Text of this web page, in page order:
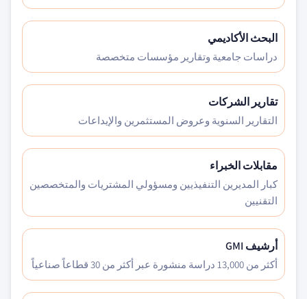
البحث الأكاديمي
دراسات جامعية وتقارير مؤسسات متخصصة
تقارير الشركات
التقارير السنوية وعروض المستثمرين والإيداعات
مقابلات الخبراء
كبار المديرين التنفيذيين ومسؤولي المشتريات والمتخصصين
التقنيين
أرشيف GMI
أكثر من 13,000 دراسة منشورة عبر أكثر من 30 قطاعاً صناعياً